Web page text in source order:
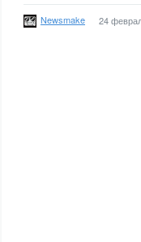
Newsmake 24